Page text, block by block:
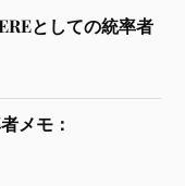
としての統率者
メモ：